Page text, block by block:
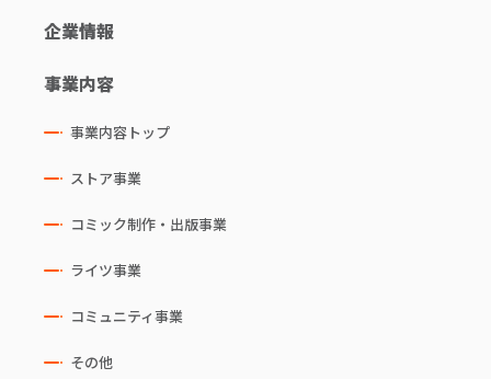
企業情報
事業内容
事業内容トップ
ストア事業
コミック制作・出版事業
ライツ事業
コミュニティ事業
その他